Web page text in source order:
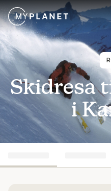
Skidresa
i